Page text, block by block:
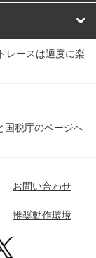
宇都宮競輪場
豊橋競輪場
レースは適度に楽
国税庁のページへ
お問い合わせ
推奨動作環境